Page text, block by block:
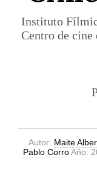
Instituto
Centro de
Autor: Maite
Pablo CorroAño: